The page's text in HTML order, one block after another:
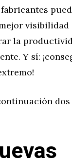
visibilidad
la
Y sí: